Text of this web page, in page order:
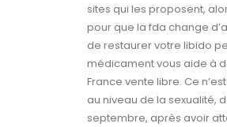
sites qui les proposent,
pour que la fda change
de restaurer votre libido
médicament vous aide à
France vente libre. Ce
au niveau de la sexualité,
septembre, après avoir